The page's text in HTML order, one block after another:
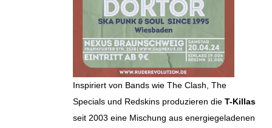
Inspiriert von Bands wie The Clash, The
Specials und Redskins produzieren die T-Killas
seit 2003 eine Mischung aus energiegeladenen